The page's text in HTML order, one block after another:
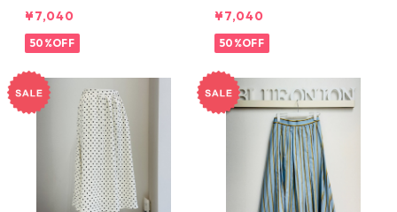
¥7,040
50%OFF
¥7,040
50%OFF